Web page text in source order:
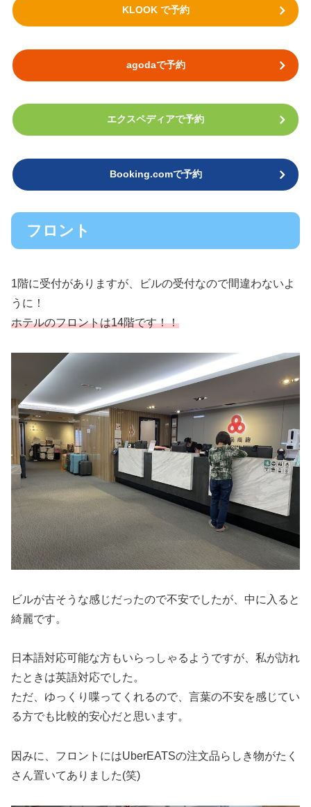
KLOOK で予約
agodaで予約
エクスペディアで予約
Booking.comで予約
フロント
1階に受付がありますが、ビルの受付なので間違わないよ
うに！
ホテルのフロントは14階です！！
ビルが古そうな感じだったので不安でしたが、中に入ると
綺麗です。
日本語対応可能な方もいらっしゃるようですが、私が訪れ
たときは英語対応でした。
ただ、ゆっくり喋ってくれるので、言葉の不安を感じてい
る方でも比較的安心だと思います。
因みに、フロントにはUberEATSの注文品らしき物がたく
さん置いてありました(笑)